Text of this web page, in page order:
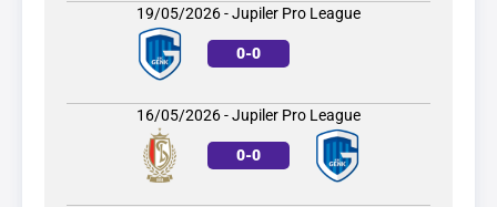
19/05/2026 - Jupiler Pro League
0-0
16/05/2026 - Jupiler Pro League
0-0